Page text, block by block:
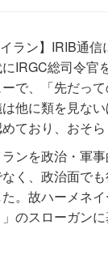
イラン】IRIB通
IRGC総司令官
で、「先だっ
他に類を見な
ており、おそ
ンを政治・軍
く、政治面で
。故ハーメネ
のスローガン